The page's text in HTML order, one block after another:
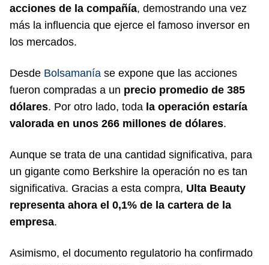
acciones de la compañía, demostrando una vez
más la influencia que ejerce el famoso inversor en
los mercados.
Desde Bolsamanía se expone que las acciones
fueron compradas a un precio promedio de 385
dólares. Por otro lado, toda la operación estaría
valorada en unos 266 millones de dólares.
Aunque se trata de una cantidad significativa, para
un gigante como Berkshire la operación no es tan
significativa. Gracias a esta compra, Ulta Beauty
representa ahora el 0,1% de la cartera de la
empresa.
Asimismo, el documento regulatorio ha confirmado